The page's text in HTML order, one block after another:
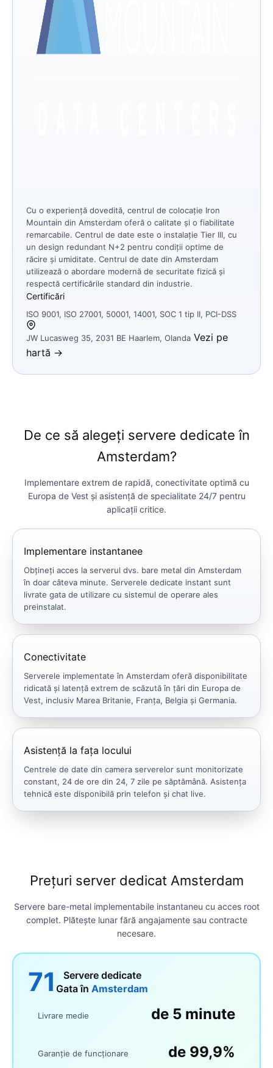
Cu o experiență dovedită, centrul de colocație Iron
Mountain din Amsterdam oferă o calitate și o fiabilitate
remarcabile. Centrul de date este o instalație Tier III, cu
un design redundant N+2 pentru condiții optime de
răcire și umiditate. Centrul de date din Amsterdam
utilizează o abordare modernă de securitate fizică și
respectă certificările standard din industrie.
Certificări
ISO 9001, ISO 27001, 50001, 14001, SOC 1 tip II, PCI-DSS
JW Lucasweg 35, 2031 BE Haarlem, Olanda Vezi pe
hartă →
De ce să alegeți servere dedicate în
Amsterdam?
Implementare extrem de rapidă, conectivitate optimă cu
Europa de Vest și asistență de specialitate 24/7 pentru
aplicații critice.
Implementare instantanee
Obțineți acces la serverul dvs. bare metal din Amsterdam
în doar câteva minute. Serverele dedicate instant sunt
livrate gata de utilizare cu sistemul de operare ales
preinstalat.
Conectivitate
Serverele implementate în Amsterdam oferă disponibilitate
ridicată și latență extrem de scăzută în țări din Europa de
Vest, inclusiv Marea Britanie, Franța, Belgia și Germania.
Asistență la fața locului
Centrele de date din camera serverelor sunt monitorizate
constant, 24 de ore din 24, 7 zile pe săptămână. Asistența
tehnică este disponibilă prin telefon și chat live.
Prețuri server dedicat Amsterdam
Servere bare-metal implementabile instantaneu cu acces root
complet. Plătește lunar fără angajamente sau contracte
necesare.
71
Servere dedicate
Gata în Amsterdam
Livrare medie de 5 minute
Garanție de funcționare de 99,9%